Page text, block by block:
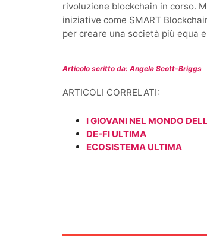
rivoluzione blockchain in corso.
iniziative come SMART
per creare una società più equa
Articolo scritto da: Angela Scott-Briggs
ARTICOLI CORRELATI:
I GIOVANI NEL MONDO
DE-FI ULTIMA
ECOSISTEMA ULTIMA